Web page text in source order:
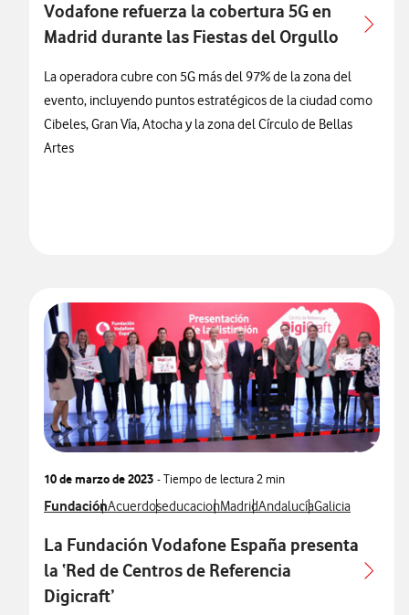
Vodafone refuerza la cobertura 5G en
Madrid durante las Fiestas del Orgullo
La operadora cubre con 5G más del 97% de la zona del
evento, incluyendo puntos estratégicos de la ciudad como
Cibeles, Gran Vía, Atocha y la zona del Círculo de Bellas
Artes
10 de marzo de 2023 - Tiempo de lectura2 min
Ver más notas de prensa relacionados con
FundaciónVer más notas de prensa relacionados con
AcuerdosVer más notas de prensa relacionados con
educacionVer más notas de prensa
MadridVer más notas de prensa
AndalucíaVer más notas
Galicia
La Fundación Vodafone España presenta
la ‘Red de Centros de Referencia
Digicraft’